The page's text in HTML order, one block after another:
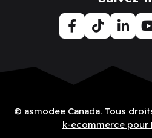
© asmodee Canada. Tous
k-ecommerce pour